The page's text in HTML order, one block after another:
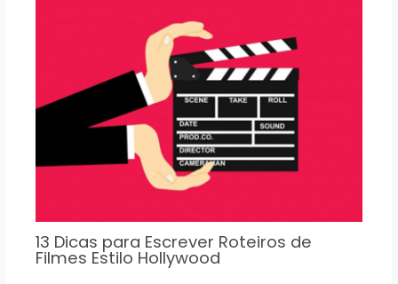
13 Dicas para Escrever Roteiros de
Filmes Estilo Hollywood